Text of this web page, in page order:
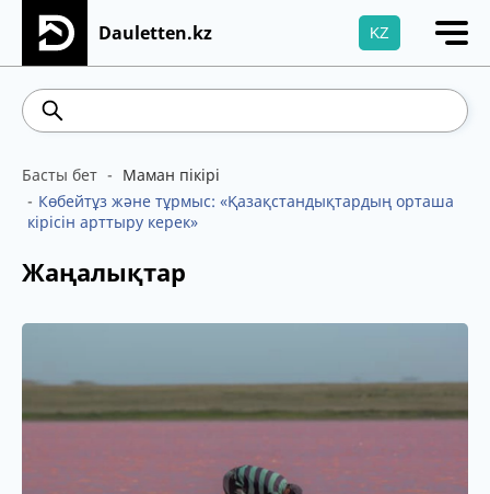
Dauletten.kz KZ
Сіздің өтінішіңіз сәтті жіберілді, Рақмет!
Басты бет
Маман пікірі
Көбейтұз және тұрмыс: «Қазақстандықтардың орташа
кірісін арттыру керек»
Жаңалықтар